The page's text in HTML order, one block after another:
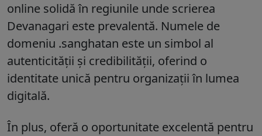
online solidă în regiunile unde scrierea
Devanagari este prevalentă. Numele de
domeniu .sanghatan este un simbol al
autenticității și credibilității, oferind o
identitate unică pentru organizații în lumea
digitală.
În plus, oferă o oportunitate excelentă pentru